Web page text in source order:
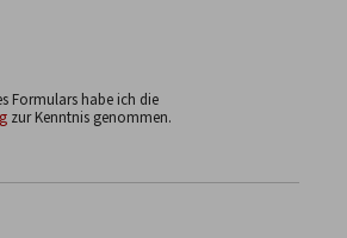
Formulars habe ich die
zur Kenntnis genommen.